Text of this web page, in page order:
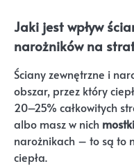
Jaki jest wpływ
narożników na
Ściany zewnętrzne i
obszar, przez który
20–25% całkowitych
albo masz w nich
narożnikach – to są to
ciepła.